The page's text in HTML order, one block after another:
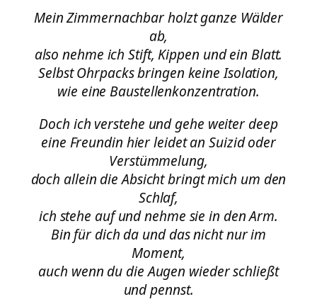
Mein Zimmernachbar holzt ganze Wälder
ab,
also nehme ich Stift, Kippen und ein Blatt.
Selbst Ohrpacks bringen keine Isolation,
wie eine Baustellenkonzentration.
Doch ich verstehe und gehe weiter deep
eine Freundin hier leidet an Suizid oder
Verstümmelung,
doch allein die Absicht bringt mich um den
Schlaf,
ich stehe auf und nehme sie in den Arm.
Bin für dich da und das nicht nur im
Moment,
auch wenn du die Augen wieder schließt
und pennst.